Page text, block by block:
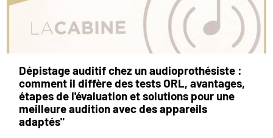
Dépistage auditif chez un audioprothésiste :
comment il diffère des tests ORL, avantages,
étapes de l'évaluation et solutions pour une
meilleure audition avec des appareils
adaptés"